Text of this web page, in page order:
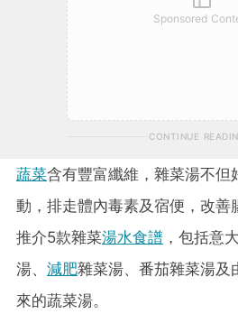
Sponsored
CONTINUE
蔬菜含有豐富纖維，雜菜湯不但
動，排走體內毒素及宿便，改善
推介5款雜菜湯水食譜 ，包括意
湯、 減肥雜菜湯、番茄雜菜湯及
來的蔬菜湯。